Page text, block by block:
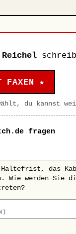
Reichel
FAXEN ★
du kannst
fragen